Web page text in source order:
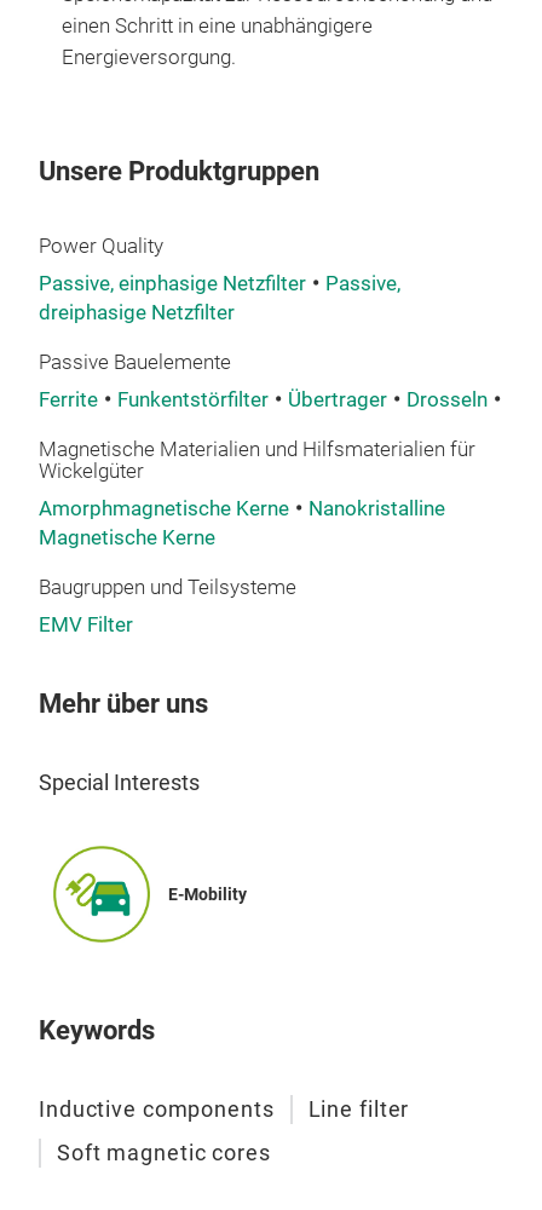
einen Schritt in eine unabhängigere
Energieversorgung.
Unsere Produktgruppen
Power Quality
Passive, einphasige Netzfilter
Passive,
dreiphasige Netzfilter
Passive Bauelemente
Ferrite
Funkentstörfilter Übertrager Drosseln
Magnetische Materialien und Hilfsmaterialien für
Wickelgüter
Amorphmagnetische Kerne
Nanokristalline
Magnetische Kerne
Baugruppen und Teilsysteme
EMV Filter
Mehr über uns
Special Interests
E-Mobility
Keywords
Inductive components
Line filter
Soft magnetic cores